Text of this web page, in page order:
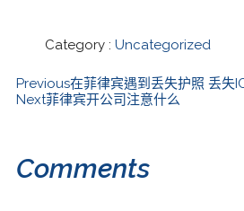
Category : Uncategorized
Previous在菲律宾遇到丢失护照 丢失
Next菲律宾开公司注意什么
Comments